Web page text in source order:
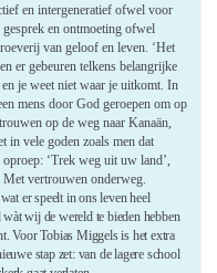
en intergeneratief ofwel voor
en ontmoeting ofwel
van geloof en leven. ‘Het
er gebeuren telkens belangrijke
je weet niet waar je uitkomt. In
mens door God geroepen om op
op de weg naar Kanaän,
in vele goden zoals men dat
‘Trek weg uit uw land’,
vertrouwen onderweg.
er speelt in ons leven heel
wij de wereld te bieden hebben
Voor Tobias Miggels is het extra
stap zet: van de lagere school